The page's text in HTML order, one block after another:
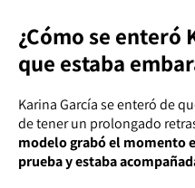
¿Cómo se enteró
que estaba
Karina García se enteró de
de tener un prolongado
modelo grabó el momento
prueba y estaba